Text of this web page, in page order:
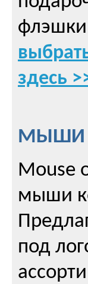
здесь
МЫШИ
Mouse
мыши
под